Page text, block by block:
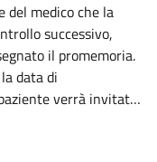
medico che la
successivo,
il promemoria.
data di
verrà invitato
il seguente